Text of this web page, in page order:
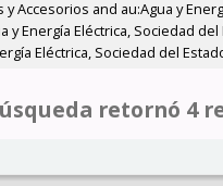
Accesorios and au:Agua y
y Energía Eléctrica, Sociedad
Eléctrica, Sociedad del
retornó 4